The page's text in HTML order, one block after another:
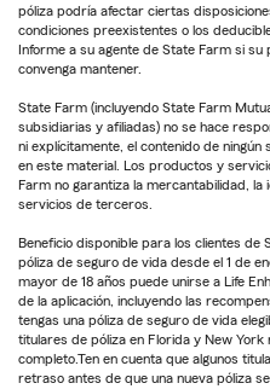
póliza podría afectar ciertas
condiciones preexistentes o los
Informe a su agente de State Farm si su
convenga mantener.
State Farm (incluyendo State Farm
subsidiarias y afiliadas) no se hace
ni explícitamente, el contenido de
en este material. Los productos y
Farm no garantiza la mercantabilidad,
servicios de terceros.
Beneficio disponible para los clientes de
póliza de seguro de vida desde el 1 de
mayor de 18 años puede unirse a Life
de la aplicación, incluyendo las
tengas una póliza de seguro de vida
titulares de póliza en Florida y New
completo.Ten en cuenta que algunos
retraso antes de que una nueva póliza